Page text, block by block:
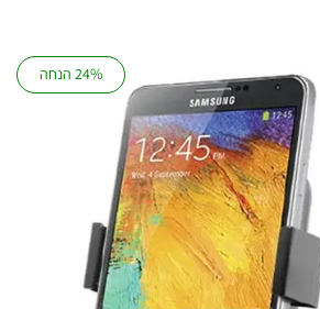
24% הנחה